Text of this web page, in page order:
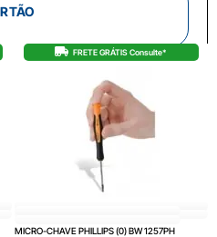
FRETE GRÁTIS Consulte*
MICRO-CHAVE PHILLIPS (0) BW 1257PH